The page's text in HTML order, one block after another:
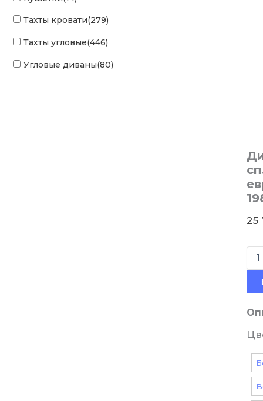
Тахты кровати(279)
Тахты угловые(446)
Угловые диваны(80)
25